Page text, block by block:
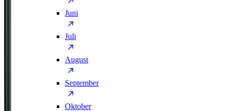
Juni
Juli
August
September
Oktober